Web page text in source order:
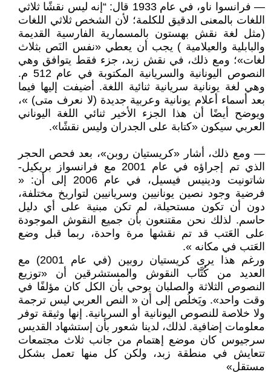
— فرانسوا ناو، في عام 1933 قال: “إنه ليس نقشًا ثلاثي
اللغات بالمعنى الدقيق للكلمة؛ لأن الشخص ثلاثي اللغات
(مثل لغة نقش بهستون بالمسمارية الفارسية القديمة
والبابلية والعيلامية ) يجب أن يعطي «نفس النَص بثلاث
لغات»؛ ومع ذلك، في نقش زبد، جزء فقط يتوافق وهي
النصوص اليونانية والسريانية المكتوبة في عام 512 م.
وهي لغة يونانية سريانية ثنائية اللغة. أضيفت إليها فيما
بعد أسماء أعلام يونانية وعربية جديدة (لا نعرف متى) »،
ويوضح أيضًا أن هذا الجزء الأخير ثنائي اللغة اليوناني
العربي سيكون «كتابة على الجدران وليس نقشًا».
— ومع ذلك، أشار «كريستيان روبن»، بعد فحص الحجر
الذي تم إجراؤه في عام 2001 مع فرانسواز بريكيل-
شاتونيت ودينيس فيسيل، في عام 2006 إلى أن: «
فرضية وجود نصين يونانيين وسريانيين لتواريخ مختلفة،
دون أن تكون مستحيلة، لم تكن مبنية على أي دليل
حاسم. لذلك نحن مقتنعون بأن جميع النقوش الموجودة
على العَتب قد تم نقشها مرة واحدة، ربما قبل وضع
العَتب في مكانه ».
ورغم هذا يرى كريستيان روبين (في عام 2001) مع
العديد من كُتَّاب النقوش والمستشرقين أن «توزيع
النصوص الثلاثة والصلبان يوحي بأن الكل كان مؤلفًا في
وقت واحد». ويَخلُص إلى أن « النص العربي ليس ترجمة
ولا خلاصة للنصوص اليونانية أو السريانية. إنها وثيقة توفر
معلومات إضافية. لذلك، لدينا شعور بأن إستشهاد القديس
سرجيوس كان موضع إهتمام من جانب ثلاث مجتمعات
تتعايش في منطقة زبد، ولكن كل منها تعمل بشكل
مستقل»